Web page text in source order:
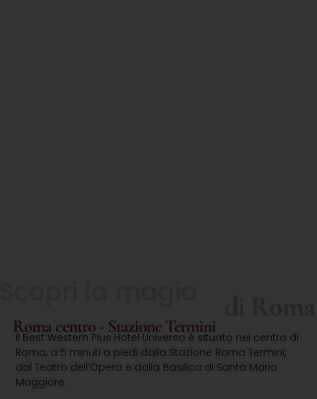
Roma centro - Stazione Termini
Il Best Western Plus Hotel Universo è situato nel centro di
Roma, a 5 minuti a piedi dalla Stazione Roma Termini,
dal Teatro dell’Opera e dalla Basilica di Santa Maria
Maggiore.